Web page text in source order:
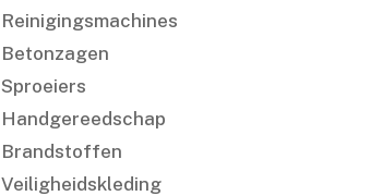
Reinigingsmachines
Betonzagen
Sproeiers
Handgereedschap
Brandstoffen
Veiligheidskleding